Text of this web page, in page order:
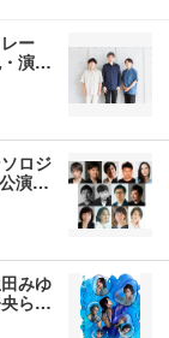
ー
・演…
ロジ
演…
みゆ
央ら…